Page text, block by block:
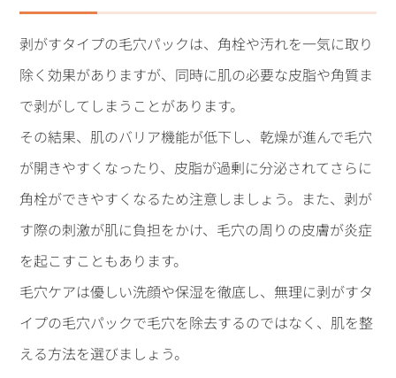
剥がすタイプの毛穴パックは、角栓や汚れを一気に取り
除く効果がありますが、同時に肌の必要な皮脂や角質ま
で剥がしてしまうことがあります。
その結果、肌のバリア機能が低下し、乾燥が進んで毛穴
が開きやすくなったり、皮脂が過剰に分泌されてさらに
角栓ができやすくなるため注意しましょう。また、剥が
す際の刺激が肌に負担をかけ、毛穴の周りの皮膚が炎症
を起こすこともあります。
毛穴ケアは優しい洗顔や保湿を徹底し、無理に剥がすタ
イプの毛穴パックで毛穴を除去するのではなく、肌を整
える方法を選びましょう。